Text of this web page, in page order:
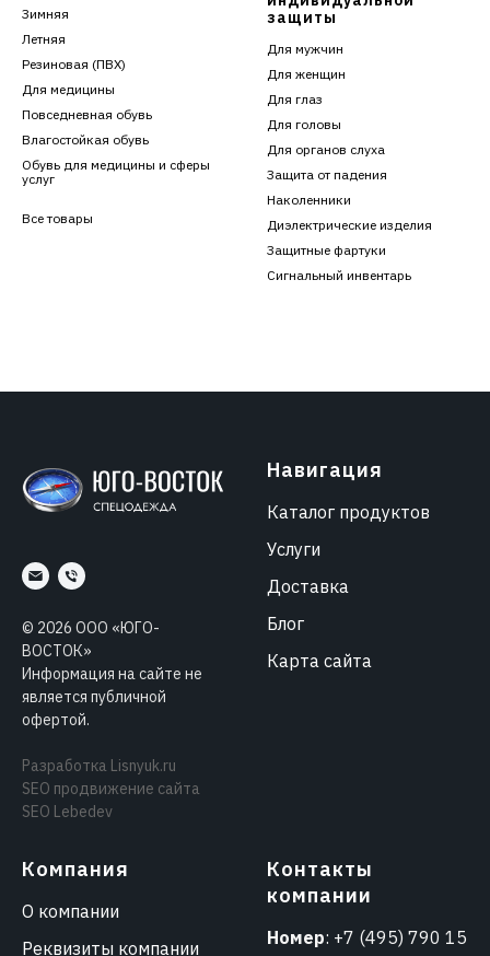
Зимняя
Летняя
Резиновая (ПВХ)
Для медицины
Повседневная обувь
Влагостойкая обувь
Обувь для медицины и сферы
услуг
Все товары
защиты
Для мужчин
Для женщин
Для глаз
Для головы
Для органов слуха
Защита от падения
Наколенники
Диэлектрические изделия
Защитные фартуки
Сигнальный инвентарь
© 2026 ООО «ЮГО-
ВОСТОК»
Информация на сайте не
является публичной
офертой.
Разработка Lisnyuk.ru
SEO продвижение сайта
SEO Lebedev
Навигация
Каталог продуктов
Услуги
Доставка
Блог
Карта сайта
Компания
О компании
Реквизиты компании
Контакты
компании
Номер: +7 (495) 790 15